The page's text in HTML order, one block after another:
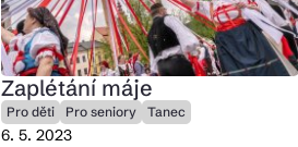
Zaplétání máje
Pro děti Pro seniory Tanec
6. 5. 2023